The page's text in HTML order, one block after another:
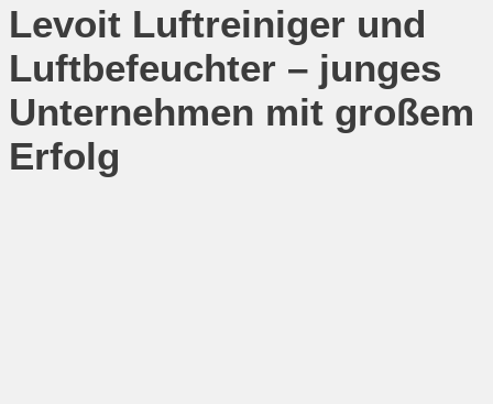
Levoit Luftreiniger und
Luftbefeuchter – junges
Unternehmen mit großem
Erfolg